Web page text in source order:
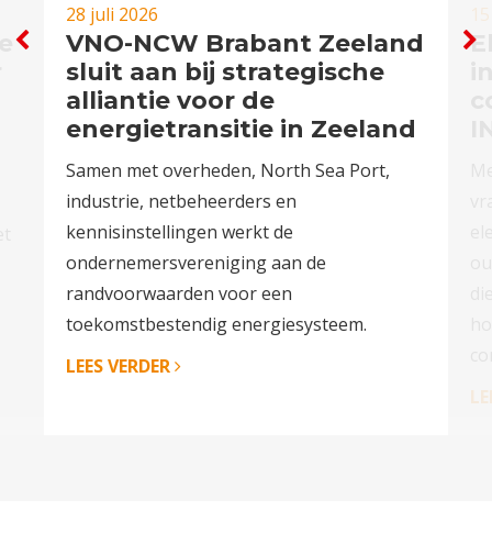
28 juli 2026
VNO-NCW Brabant Zeeland
sluit aan bij strategische
alliantie voor de
energietransitie in Zeeland
Samen met overheden, North Sea Port,
industrie, netbeheerders en
kennisinstellingen werkt de
ondernemersvereniging aan de
randvoorwaarden voor een
toekomstbestendig energiesysteem.
LEES VERDER